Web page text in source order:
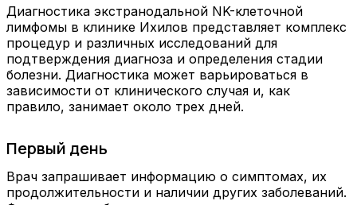
Диагностика экстранодальной NK-клеточной
лимфомы в клинике Ихилов представляет комплекс
процедур и различных исследований для
подтверждения диагноза и определения стадии
болезни. Диагностика может варьироваться в
зависимости от клинического случая и, как
правило, занимает около трех дней.
Первый день
Врач запрашивает информацию о симптомах, их
продолжительности и наличии других заболеваний.